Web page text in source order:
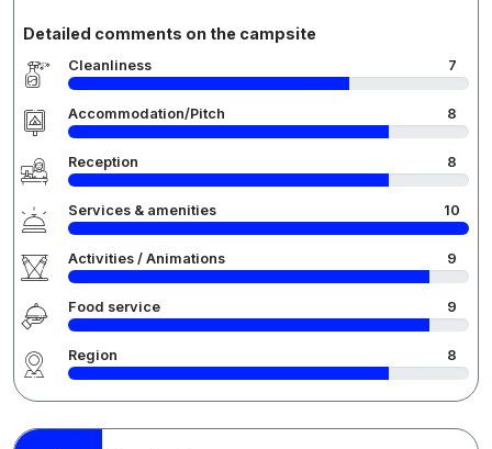
Detailed comments on the campsite
Cleanliness 7
Accommodation/Pitch 8
Reception 8
Services & amenities 10
Activities / Animations 9
Food service 9
Region 8